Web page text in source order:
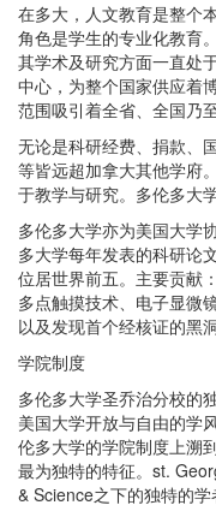
在多大，人文教育是整个
角色是学生的专业化教育
其学术及研究方面一直处
中心，为整个国家供应着
范围吸引着全省、全国乃
无论是科研经费、捐款、
等皆远超加拿大其他学府
于教学与研究。多伦多大
多伦多大学亦为美国大学
多大学每年发表的科研论
位居世界前五。主要贡献
多点触摸技术、电子显微
以及发现首个经核证的黑洞
学院制度
多伦多大学圣乔治分校的
美国大学开放与自由的学
伦多大学的学院制度上溯
最为独特的特征。st.
& Science之下的独特的学